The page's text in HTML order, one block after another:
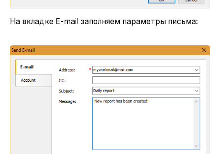
На вкладке E-mail заполняем параметры письма: